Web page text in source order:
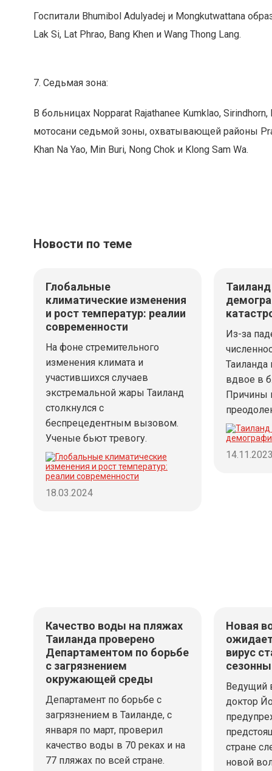
Госпитали Bhumibol Adulyadej и Mongkutwattana
Lak Si, Lat Phrao, Bang Khen и Wang Thong Lang.
7. Седьмая зона:
В больницах Nopparat Rajathanee Kumklao,
мотосани седьмой зоны, охватывающей районы
Khan Na Yao, Min Buri, Nong Chok и Klong Sam Wa.
Новости по теме
Глобальные
климатические изменения
и рост температур: реалии
современности
На фоне стремительного
изменения климата и
участившихся случаев
экстремальной жары Таиланд
столкнулся с
беспрецедентным вызовом.
Ученые бьют тревогу.
18.03.2024
Таиланд
Из-за
Таиланда
вдвое в
Причины
Качество воды на пляжах
Таиланда проверено
Департаментом по борьбе
с загрязнением
окружающей среды
Департамент по борьбе с
загрязнением в Таиланде, с
января по март, проверил
качество воды в 70 реках и на
77 пляжах по всей стране.
Новая
вирус
Ведущий
доктор
стране
новой